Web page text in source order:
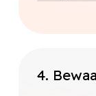
een
4.